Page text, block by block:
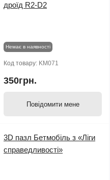
дроїд R2-D2
Немає в наявності
Код товару: KM071
350грн.
Повідомити мене
3D пазл Бетмобіль з «Ліги
справедливості»